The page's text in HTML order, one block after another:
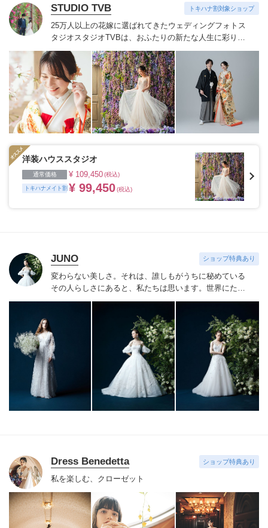
STUDIO TVB トキハナ割対象ショップ
25万人以上の花嫁に選ばれてきたウェディングフォトス
タジオスタジオTVBは、おふたりの新たな人生に彩りを
添える“最高のウェディングフォト”のお手伝いをさせて
いただきます。1枚の写真のチカラを信じて
洋装ハウススタジオ
通常価格 ¥ 109,450(税込)
トキハナメイト割 ¥ 99,450(税込)
JUNO ショップ特典あり
変わらない美しさ。それは、誰しもがうちに秘めている
その人らしさにあると、私たちは思います。 世界にたっ
たひと組のおふたりのこれまでと、これからの物語に思
ス、ことばにならない想いさえも織り込みながら。衣裳
をあわせる時間は、結婚式のその日だけではなく、その
先もつづくおふたりの人生を彩る時間。らしく輝く、自
信とよろこびに満ちたすべての幸せの瞬間のために。そ
の人らしさという、変わらない美しさを 私たちは求め
つづけています。
Dress Benedetta ショップ特典あり
私を楽しむ、クローゼット